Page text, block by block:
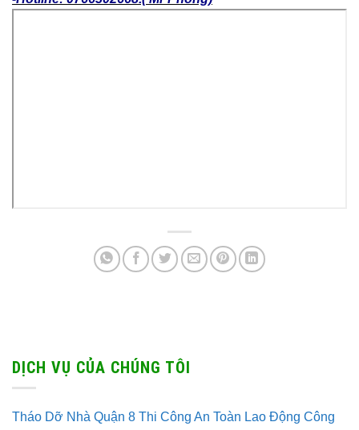
DỊCH VỤ CỦA CHÚNG TÔI
Tháo Dỡ Nhà Quận 8 Thi Công An Toàn Lao Động Công